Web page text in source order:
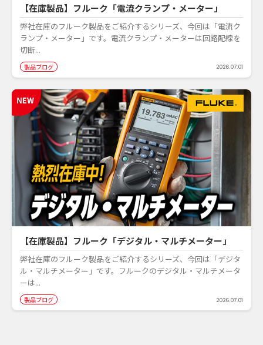
【在庫製品】フルーク「電流クランプ・メーター」
弊社在庫のフルーク製品をご紹介するシリーズ、今回は「電流ク
ランプ・メーター」です。電流クランプ・メーターは回路配線を
切断...
製品ブログ 2026.07.01
【在庫製品】フルーク「デジタル・マルチメーター」
弊社在庫のフルーク製品をご紹介するシリーズ、今回は「デジタ
ル・マルチメーター」です。フルークのデジタル・マルチメータ
ーは...
製品ブログ 2026.07.01